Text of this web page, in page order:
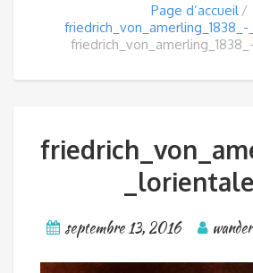
Page d’accueil
friedrich_von_amerling_1838_-
septembre 13, 2016